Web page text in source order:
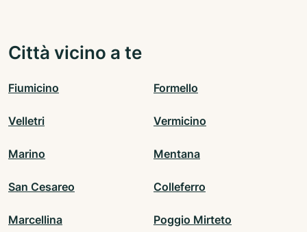
Città vicino a te
Fiumicino Formello
Velletri Vermicino
Marino Mentana
San Cesareo Colleferro
Marcellina Poggio Mirteto